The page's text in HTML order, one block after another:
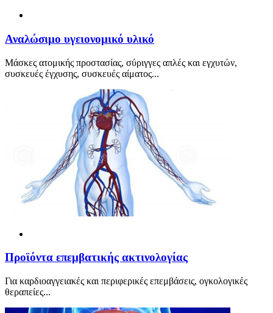
Αναλώσιμο υγειονομικό υλικό
Μάσκες ατομικής προστασίας, σύριγγες απλές και εγχυτών,
συσκευές έγχυσης, συσκευές αίματος...
Προϊόντα επεμβατικής ακτινολογίας
Για καρδιοαγγειακές και περιφερικές επεμβάσεις, ογκολογικές
θεραπείες...